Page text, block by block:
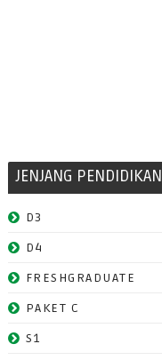
JENJANG PENDIDIKAN
D3
D4
FRESHGRADUATE
PAKET C
S1